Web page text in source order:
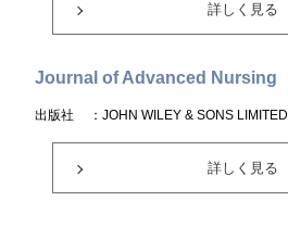
詳しく見る
Journal of Advanced Nursing
出版社 ：JOHN WILEY & SONS LIMITED
詳しく見る